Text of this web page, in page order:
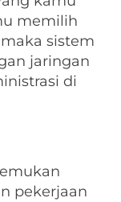
memilih
sistem
jaringan
di
pekerjaan